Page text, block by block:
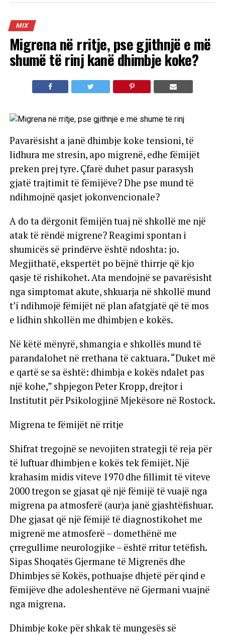
MIX
Migrena në rritje, pse gjithnjë e më
shumë të rinj kanë dhimbje koke?
Pavarësisht a janë dhimbje koke tensioni, të
lidhura me stresin, apo migrenë, edhe fëmijët
preken prej tyre. Çfarë duhet pasur parasysh
gjatë trajtimit të fëmijëve? Dhe pse mund të
ndihmojnë qasjet jokonvencionale?
A do ta dërgonit fëmijën tuaj në shkollë me një
atak të rëndë migrene? Reagimi spontan i
shumicës së prindërve është ndoshta: jo.
Megjithatë, ekspertët po bëjnë thirrje që kjo
qasje të rishikohet. Ata mendojnë se pavarësisht
nga simptomat akute, shkuarja në shkollë mund
t’i ndihmojë fëmijët në plan afatgjatë që të mos
e lidhin shkollën me dhimbjen e kokës.
Në këtë mënyrë, shmangia e shkollës mund të
parandalohet në rrethana të caktuara. “Duket më
e qartë se sa është: dhimbja e kokës ndalet pas
një kohe,” shpjegon Peter Kropp, drejtor i
Institutit për Psikologjinë Mjekësore në Rostock.
Migrena te fëmijët në rritje
Shifrat tregojnë se nevojiten strategji të reja për
të luftuar dhimbjen e kokës tek fëmijët. Një
krahasim midis viteve 1970 dhe fillimit të viteve
2000 tregon se gjasat që një fëmijë të vuajë nga
migrena pa atmosferë (aur)a janë gjashtëfishuar.
Dhe gjasat që një fëmijë të diagnostikohet me
migrenë me atmosferë – domethënë me
çrregullime neurologjike – është rritur tetëfish.
Sipas Shoqatës Gjermane të Migrenës dhe
Dhimbjes së Kokës, pothuajse dhjetë për qind e
fëmijëve dhe adoleshentëve në Gjermani vuajnë
nga migrena.
Dhimbje koke për shkak të mungesës së